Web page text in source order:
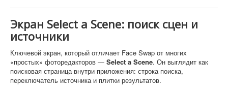
Экран Select a Scene: поиск сцен и
источники
Ключевой экран, который отличает Face Swap от многих
«простых» фоторедакторов — Select a Scene. Он выглядит как
поисковая страница внутри приложения: строка поиска,
переключатель источника и плитки результатов.